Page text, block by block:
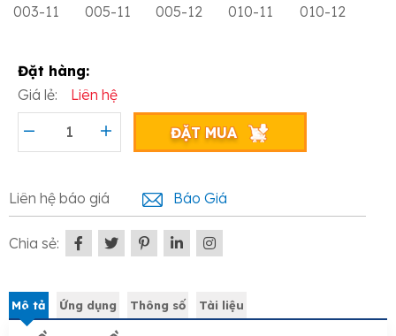
003-11
005-11
005-12
010-11
010-12
Đặt hàng:
Giá lẻ:
Liên hệ
ĐẶT MUA
Liên hệ báo giá Báo Giá
Chia sẻ:
Mô tả Ứng dụng Thông số Tài liệu